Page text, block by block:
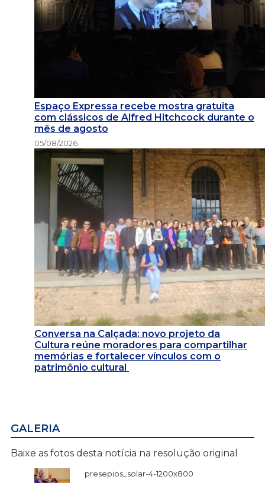
Espaço Expressa recebe mostra gratuita
com clássicos de Alfred Hitchcock durante o
mês de agosto
05/08/2026
Conversa na Calçada: novo projeto da
Cultura reúne moradores para compartilhar
memórias e fortalecer vínculos com o
patrimônio cultural
GALERIA
Baixe as fotos desta notícia na resolução original
presepios_solar-4-1200x800